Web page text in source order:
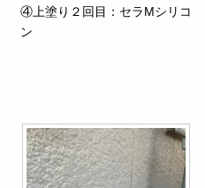
④上塗り２回目：セラMシリコ
ン